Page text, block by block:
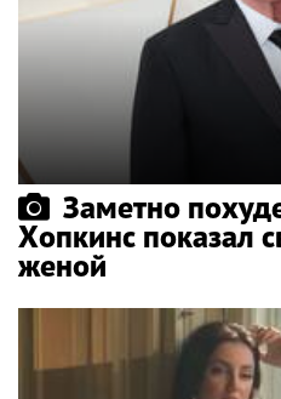
Заметно
Хопкинс показал
женой